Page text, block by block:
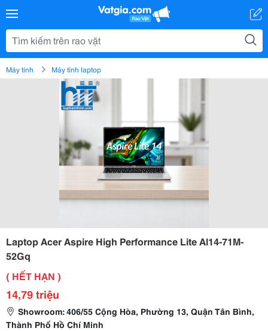
Máy tính Máy tính laptop
Laptop Acer Aspire High Performance Lite Al14-71M-
52Gq
( HẾT HẠN )
14,79 triệu
Showroom: 406/55 Cộng Hòa, Phường 13, Quận Tân Bình,
Thành Phố Hồ Chí Minh